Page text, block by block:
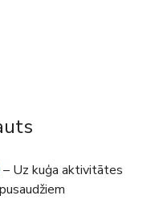
– Uz kuģa aktivitātes